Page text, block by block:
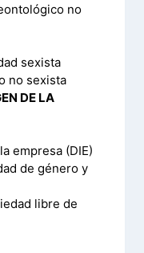
no
sexista
no sexista
DE LA
empresa (DIE)
de género y
libre de